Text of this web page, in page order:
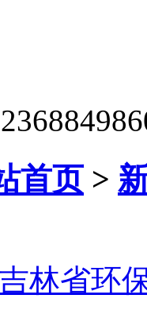
首页>
林省环